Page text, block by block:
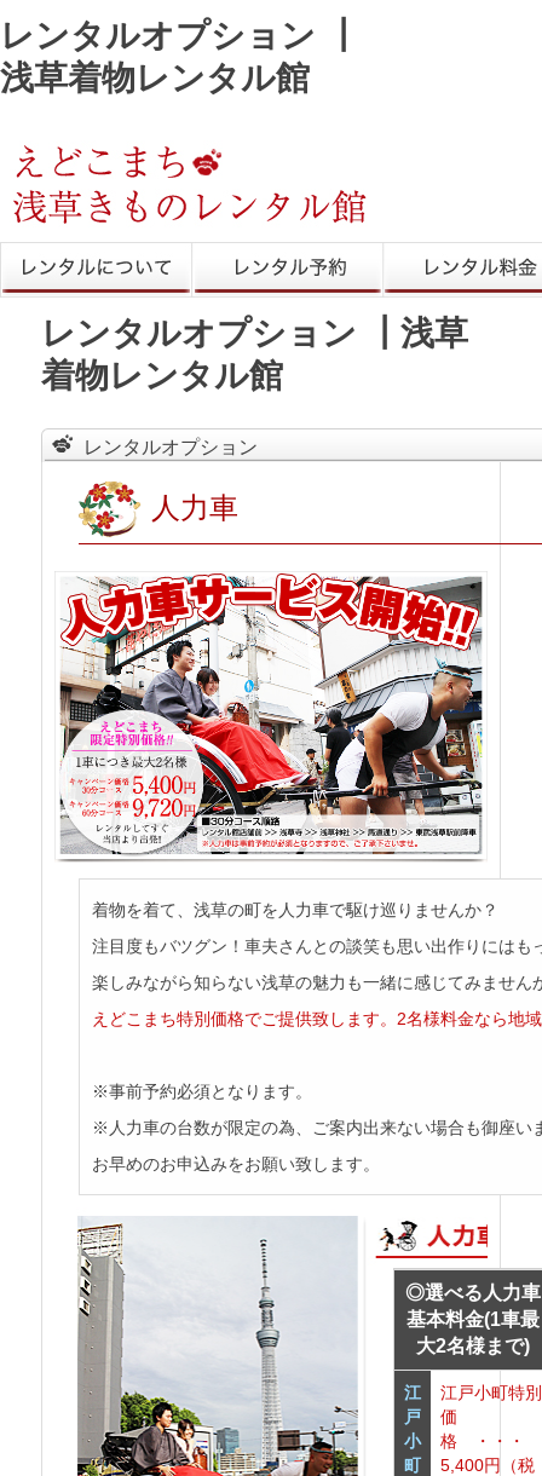
レンタルオプション ┃
浅草着物レンタル館
きものレンタル レンタル予約 レンタル料金
レンタルオプション ┃浅草
着物レンタル館
レンタルオプション
人力車
着物を着て、浅草の町を人力車で駆け巡りませんか？
注目度もバツグン！車夫さんとの談笑も思い出作りにはも
楽しみながら知らない浅草の魅力も一緒に感じてみません
えどこまち特別価格でご提供致します。2名様料金なら地
※事前予約必須となります。
※人力車の台数が限定の為、ご案内出来ない場合も御座い
お早めのお申込みをお願い致します。
◎選べる人力車
基本料金(1車最
大2名様まで)
江
戸
小
町
江戸小町特別
価
格 ・・・
5,400円（税